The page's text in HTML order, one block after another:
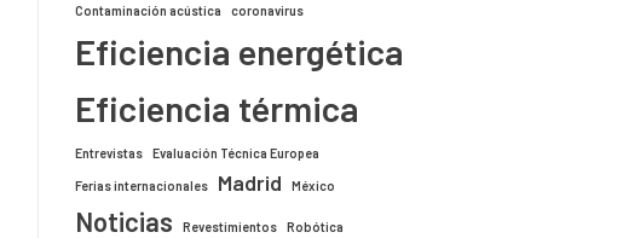
Contaminación acústica coronavirus
Eficiencia energética
Eficiencia térmica
Entrevistas Evaluación Técnica Europea
Ferias internacionales Madrid México
Noticias Revestimientos Robótica